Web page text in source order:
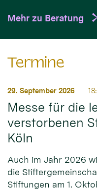
Mehr zu Beratung
Termine
Messe für die
verstorbenen
Köln
29. September 2026
Auch im Jahr 2026
die
Stiftungen am 1.